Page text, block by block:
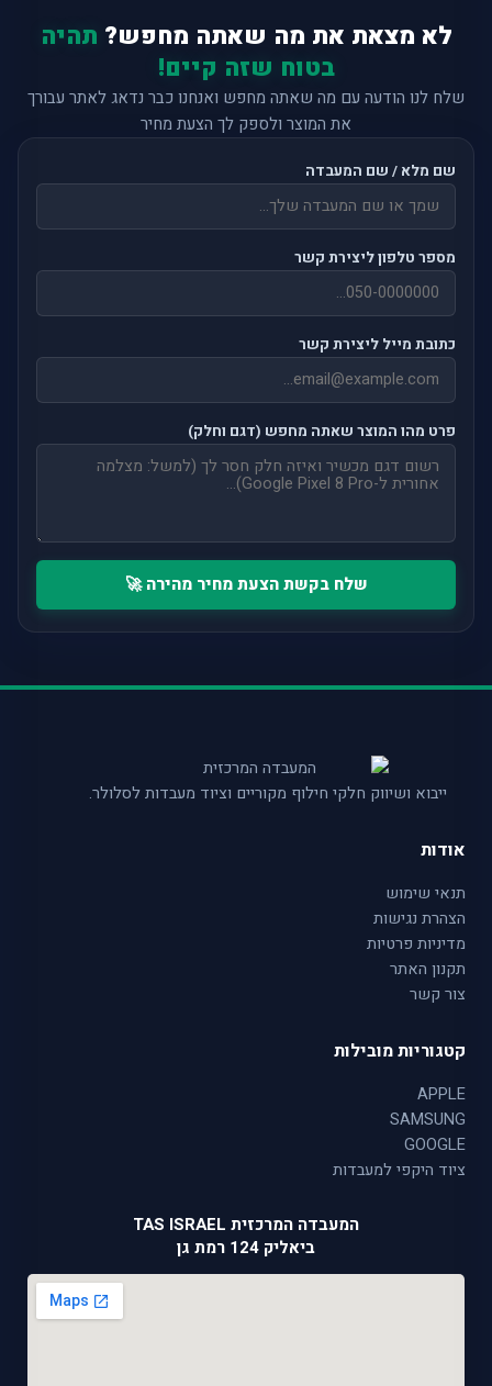
לא מצאת את מה שאתה מחפש? תהיה
בטוח שזה קיים!
שלח לנו הודעה עם מה שאתה מחפש ואנחנו כבר נדאג לאתר עבורך
את המוצר ולספק לך הצעת מחיר
שם מלא / שם המעבדה
מספר טלפון ליצירת קשר
כתובת מייל ליצירת קשר
פרט מהו המוצר שאתה מחפש (דגם וחלק)
שלח בקשת הצעת מחיר מהירה 🚀
ייבוא ושיווק חלקי חילוף מקוריים וציוד מעבדות לסלולר.
אודות
תנאי שימוש
הצהרת נגישות
מדיניות פרטיות
תקנון האתר
צור קשר
קטגוריות מובילות
APPLE
SAMSUNG
GOOGLE
ציוד היקפי למעבדות
המעבדה המרכזית TAS ISRAEL
ביאליק 124 רמת גן